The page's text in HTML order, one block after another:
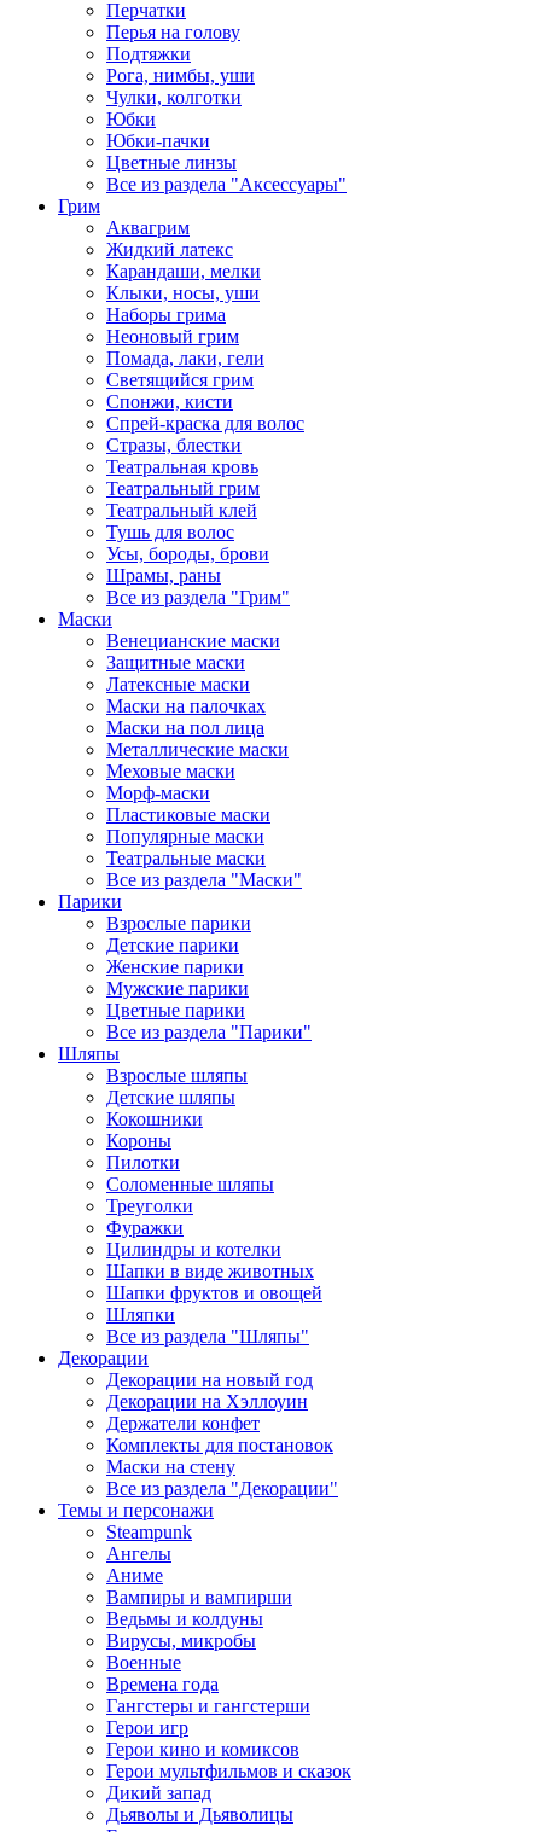
Перчатки
Перья на голову
Подтяжки
Рога, нимбы, уши
Чулки, колготки
Юбки
Юбки-пачки
Цветные линзы
Все из раздела "Аксессуары"
Грим
Аквагрим
Жидкий латекс
Карандаши, мелки
Клыки, носы, уши
Наборы грима
Неоновый грим
Помада, лаки, гели
Светящийся грим
Спонжи, кисти
Спрей-краска для волос
Стразы, блестки
Театральная кровь
Театральный грим
Театральный клей
Тушь для волос
Усы, бороды, брови
Шрамы, раны
Все из раздела "Грим"
Маски
Венецианские маски
Защитные маски
Латексные маски
Маски на палочках
Маски на пол лица
Металлические маски
Меховые маски
Морф-маски
Пластиковые маски
Популярные маски
Театральные маски
Все из раздела "Маски"
Парики
Взрослые парики
Детские парики
Женские парики
Мужские парики
Цветные парики
Все из раздела "Парики"
Шляпы
Взрослые шляпы
Детские шляпы
Кокошники
Короны
Пилотки
Соломенные шляпы
Треуголки
Фуражки
Цилиндры и котелки
Шапки в виде животных
Шапки фруктов и овощей
Шляпки
Все из раздела "Шляпы"
Декорации
Декорации на новый год
Декорации на Хэллоуин
Держатели конфет
Комплекты для постановок
Маски на стену
Все из раздела "Декорации"
Темы и персонажи
Steampunk
Ангелы
Аниме
Вампиры и вампирши
Ведьмы и колдуны
Вирусы, микробы
Военные
Времена года
Гангстеры и гангстерши
Герои игр
Герои кино и комиксов
Герои мультфильмов и сказок
Дикий запад
Дьяволы и Дьяволицы